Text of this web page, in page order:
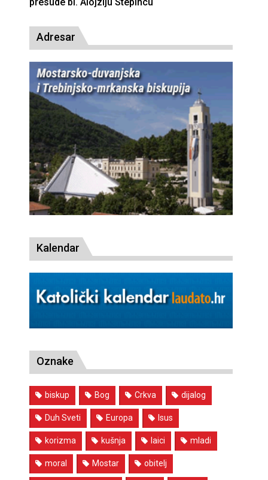
Adresar
Kalendar
Oznake
biskup Bog Crkva dijalog
Duh Sveti Europa Isus
korizma kušnja laici mladi
moral Mostar obitelj